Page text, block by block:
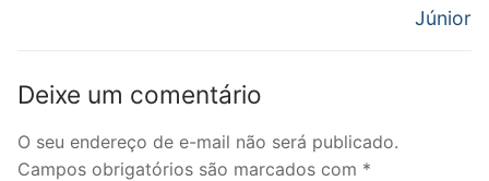
Júnior
Deixe um comentário
O seu endereço de e-mail não será publicado.
Campos obrigatórios são marcados com *